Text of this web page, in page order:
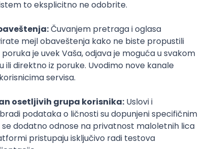
Kotlin Firebase Flutter Intermediate